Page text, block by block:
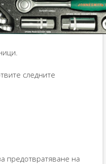
следните
предотвратяване на